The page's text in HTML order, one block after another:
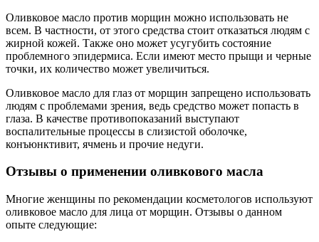
Оливковое масло против морщин можно использовать не
всем. В частности, от этого средства стоит отказаться людям с
жирной кожей. Также оно может усугубить состояние
проблемного эпидермиса. Если имеют место прыщи и черные
точки, их количество может увеличиться.
Оливковое масло для глаз от морщин запрещено использовать
людям с проблемами зрения, ведь средство может попасть в
глаза. В качестве противопоказаний выступают
воспалительные процессы в слизистой оболочке,
конъюнктивит, ячмень и прочие недуги.
Отзывы о применении оливкового масла
Многие женщины по рекомендации косметологов используют
оливковое масло для лица от морщин. Отзывы о данном
опыте следующие: